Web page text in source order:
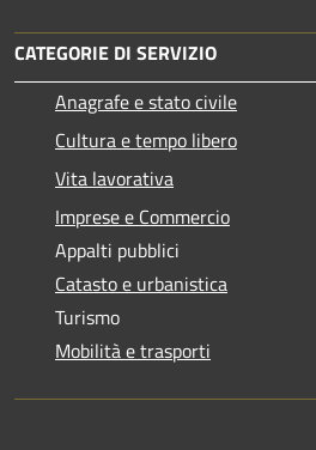
CATEGORIE DI SERVIZIO
Anagrafe e stato civile
Cultura e tempo libero
Vita lavorativa
Imprese e Commercio
Appalti pubblici
Catasto e urbanistica
Turismo
Mobilità e trasporti